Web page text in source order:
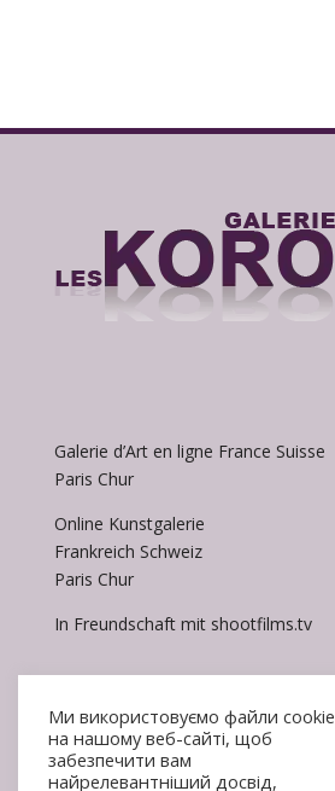
Galerie d’Art en ligne France Suisse
Paris Chur
Online Kunstgalerie
Frankreich Schweiz
Paris Chur
In Freundschaft mit shootfilms.tv
Ми використовуємо файли cookie
на нашому веб-сайті, щоб
забезпечити вам
найрелевантніший досвід,